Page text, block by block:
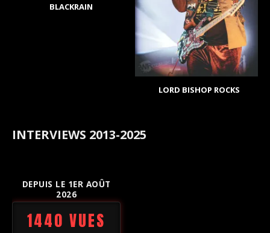
BLACKRAIN
LORD BISHOP ROCKS
INTERVIEWS 2013-2025
DEPUIS LE 1ER AOÛT
2026
1440 VUES